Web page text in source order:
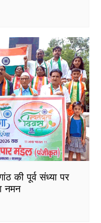
की पूर्व संध्या पर
नमन